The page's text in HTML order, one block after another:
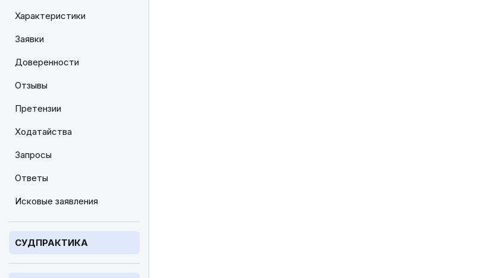
Характеристики
Заявки
Доверенности
Отзывы
Претензии
Ходатайства
Запросы
Ответы
Исковые заявления
СУДПРАКТИКА